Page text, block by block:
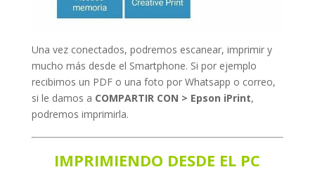
Una vez conectados, podremos escanear, imprimir y
mucho más desde el Smartphone. Si por ejemplo
recibimos un PDF o una foto por Whatsapp o correo,
si le damos a COMPARTIR CON > Epson iPrint,
podremos imprimirla.
IMPRIMIENDO DESDE EL PC